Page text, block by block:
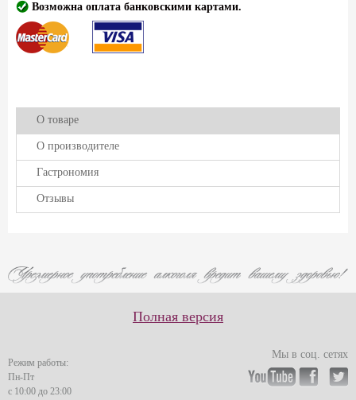
Возможна оплата банковскими картами.
О товаре
О производителе
Гастрономия
Отзывы
Полная версия
Режим работы:
Пн-Пт
с 10:00 до 23:00
Мы в соц. сетях